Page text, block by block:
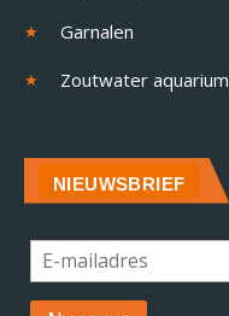
Garnalen
Zoutwater aquarium
NIEUWSBRIEF